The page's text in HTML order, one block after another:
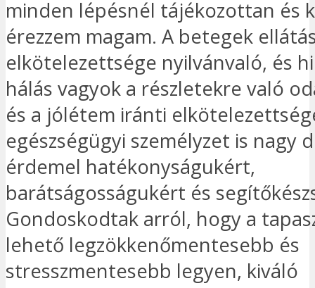
minden lépésnél tájékozottan és
érezzem magam. A betegek
elkötelezettsége nyilvánvaló, és
hálás vagyok a részletekre való
és a jólétem iránti
egészségügyi személyzet is nagy
érdemel hatékonyságukért,
barátságosságukért és
Gondoskodtak arról, hogy a
lehető legzökkenőmentesebb és
stresszmentesebb legyen, kiváló